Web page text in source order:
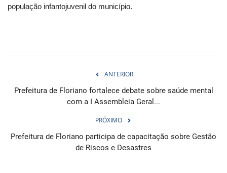
população infantojuvenil do município.
ANTERIOR
Prefeitura de Floriano fortalece debate sobre saúde mental
com a I Assembleia Geral...
PRÓXIMO
Prefeitura de Floriano participa de capacitação sobre Gestão
de Riscos e Desastres